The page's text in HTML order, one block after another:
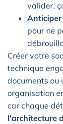
valider,
Anticiper
pour ne
Créer votre
technique
documents ou
organisation
car chaque
l’architecture